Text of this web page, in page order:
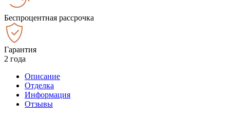
Беспроцентная рассрочка
Гарантия
2 года
Описание
Отделка
Информация
Отзывы